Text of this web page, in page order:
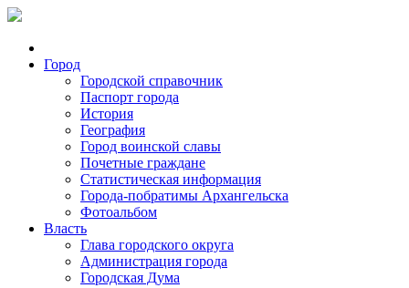
Город
Городской справочник
Паспорт города
История
География
Город воинской славы
Почетные граждане
Статистическая информация
Города-побратимы Архангельска
Фотоальбом
Власть
Глава городского округа
Администрация города
Городская Дума